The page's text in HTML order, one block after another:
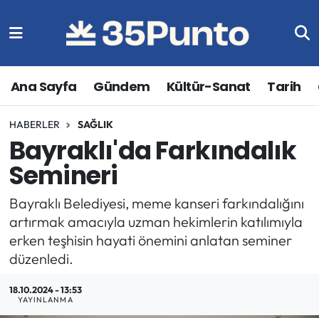
Ana Sayfa Gündem Kültür-Sanat Tarih
HABERLER SAĞLIK
Bayraklı'da Farkındalık
Semineri
Bayraklı Belediyesi, meme kanseri farkındalığını
artırmak amacıyla uzman hekimlerin katılımıyla
erken teşhisin hayati önemini anlatan seminer
düzenledi.
18.10.2024 - 13:53
YAYINLANMA